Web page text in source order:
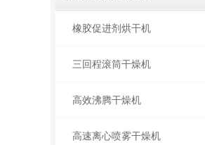
橡胶促进剂烘干机
三回程滚筒干燥机
高效沸腾干燥机
高速离心喷雾干燥机